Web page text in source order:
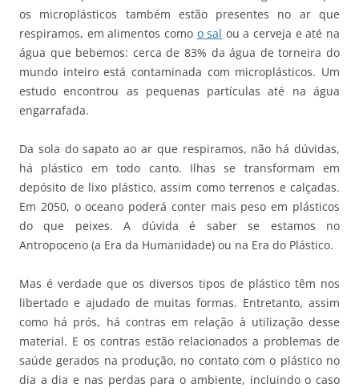
os microplásticos também estão presentes no ar que
respiramos, em alimentos como o sal ou a cerveja e até na
água que bebemos: cerca de 83% da água de torneira do
mundo inteiro está contaminada com microplásticos. Um
estudo encontrou as pequenas partículas até na água
engarrafada.
Da sola do sapato ao ar que respiramos, não há dúvidas,
há plástico em todo canto. Ilhas se transformam em
depósito de lixo plástico, assim como terrenos e calçadas.
Em 2050, o oceano poderá conter mais peso em plásticos
do que peixes. A dúvida é saber se estamos no
Antropoceno (a Era da Humanidade) ou na Era do Plástico.
Mas é verdade que os diversos tipos de plástico têm nos
libertado e ajudado de muitas formas. Entretanto, assim
como há prós, há contras em relação à utilização desse
material. E os contras estão relacionados a problemas de
saúde gerados na produção, no contato com o plástico no
dia a dia e nas perdas para o ambiente, incluindo o caso